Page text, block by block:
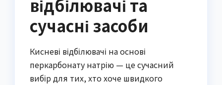
відбілювачі та
сучасні засоби
Кисневі відбілювачі на основі
перкарбонату натрію — це сучасний
вибір для тих, хто хоче швидкого